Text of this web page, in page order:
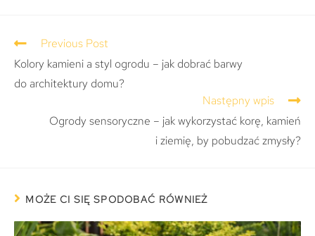
Previous Post
Kolory kamieni a styl ogrodu – jak dobrać barwy
do architektury domu?
Następny wpis
Ogrody sensoryczne – jak wykorzystać korę, kamień
i ziemię, by pobudzać zmysły?
MOŻE CI SIĘ SPODOBAĆ RÓWNIEŻ